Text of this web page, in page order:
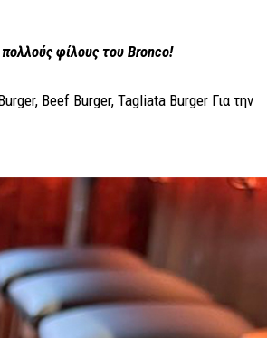
φίλους του Bronco!
Beef Burger, Tagliata Burger Για την